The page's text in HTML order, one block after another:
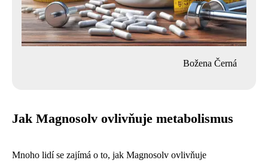
Božena Černá
Jak Magnosolv ovlivňuje metabolismus
Mnoho lidí se zajímá o to, jak Magnosolv ovlivňuje